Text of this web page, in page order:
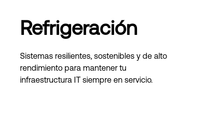
Refrigeración
Sistemas resilientes, sostenibles y de alto
rendimiento para mantener tu
infraestructura IT siempre en servicio.